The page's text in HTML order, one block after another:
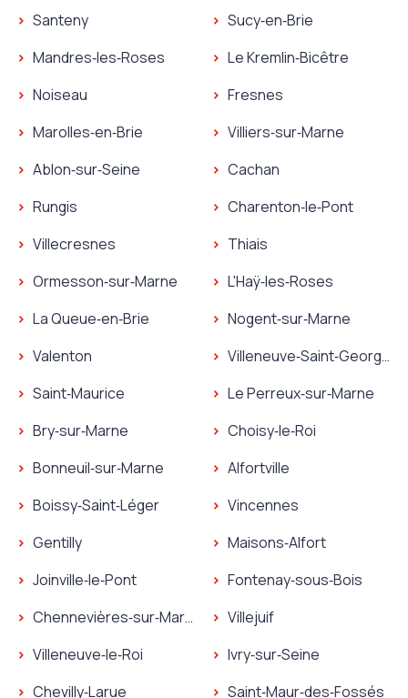
Santeny
Mandres‑les‑Roses
Noiseau
Marolles‑en‑Brie
Ablon‑sur‑Seine
Rungis
Villecresnes
Ormesson‑sur‑Marne
La Queue‑en‑Brie
Valenton
Saint‑Maurice
Bry‑sur‑Marne
Bonneuil‑sur‑Marne
Boissy‑Saint‑Léger
Gentilly
Joinville‑le‑Pont
Chennevières‑sur‑Marne
Villeneuve‑le‑Roi
Chevilly‑Larue
Sucy‑en‑Brie
Le Kremlin‑Bicêtre
Fresnes
Villiers‑sur‑Marne
Cachan
Charenton‑le‑Pont
Thiais
L'Haÿ‑les‑Roses
Nogent‑sur‑Marne
Villeneuve‑Saint‑Georges
Le Perreux‑sur‑Marne
Choisy‑le‑Roi
Alfortville
Vincennes
Maisons‑Alfort
Fontenay‑sous‑Bois
Villejuif
Ivry‑sur‑Seine
Saint‑Maur‑des‑Fossés